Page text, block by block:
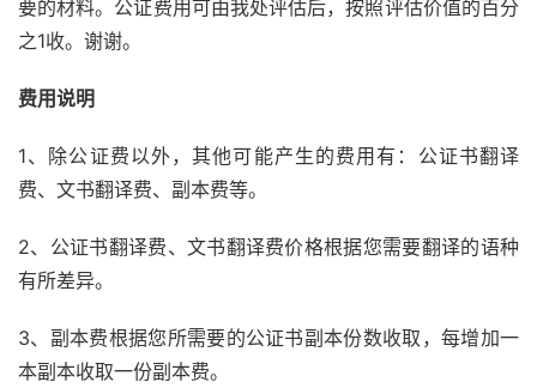
要的材料。公证费用可由我处评估后，按照评估价值的百分
之1收。谢谢。
费用说明
1、除公证费以外，其他可能产生的费用有：公证书翻译
费、文书翻译费、副本费等。
2、公证书翻译费、文书翻译费价格根据您需要翻译的语种
有所差异。
3、副本费根据您所需要的公证书副本份数收取，每增加一
本副本收取一份副本费。